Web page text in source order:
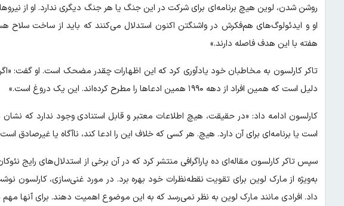
روشن شدن، لوین هیچ برنامه‌ای برای شرکت در این جنگ یا هر جنگ دیگری ندارد. او از
او و ایدئولوگ‌های هم‌فکرش در واشنگتن اکنون استدلال می‌کنند که باید از ساخت سلاح
هفته با این هدف فاصله دارند.»
تاکر کارلسون به مخاطبان خود یادآوری کرد که این اظهارات چقدر مضحک است. او گفت: «اگر
دلیل است که همین افراد از دهه ۱۹۹۰ همین ادعاها را مطرح کرده‌اند. این یک دروغ است.»
کارلسون ادامه داد: «در حقیقت، هیچ اطلاعات معتبر و قابل استنادی وجود ندارد که
است یا برنامه‌ای برای آن دارد. هیچ. هر کسی که خلاف این را ادعا کند، ناآگاه یا غیرصادق
سپس تاکر کارلسون مقاله‌ای ده پاراگرافی منتشر کرد که در آن برخی از استدلال‌های رایج
به‌ویژه از مارک لوین برای تقویت نقطه‌نظرات خود بهره برد. در مورد غنی‌سازی، کارلسون
داد. افرادی مانند مارک لوین به نظر نمی‌رسد که به این موضوع اهمیت دهند. برای آنها مهم